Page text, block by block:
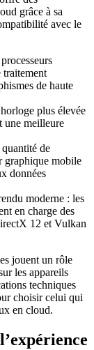
grâce à sa
avec le
traitement
de haute
plus élevée
une meilleure
de
graphique mobile
données
moderne : les
en charge des
12 et Vulkan
jouent un rôle
les appareils
techniques
choisir celui qui
en cloud.